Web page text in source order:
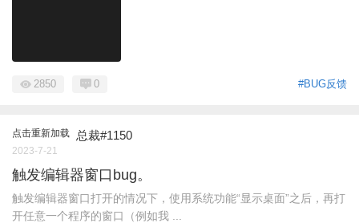
#BUG反馈
2850 0
点击重新加载 总裁#1150
2023-7-21
触发编辑器窗口bug。
触发编辑器窗口打开的情况下，使用系统功能“显示桌面”之后，再打
开任意一个程序的窗口（例如我 ...